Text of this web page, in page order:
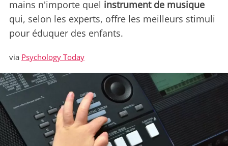
mains n'importe quel instrument de musique
qui, selon les experts, offre les meilleurs stimuli
pour éduquer des enfants.
via Psychology Today